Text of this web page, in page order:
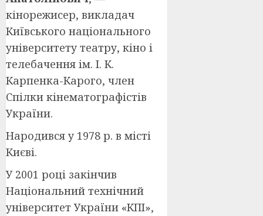
кінорежисер, викладач
Київського національного
університету театру, кіно і
телебачення ім. І. К.
Карпенка-Карого, член
Спілки кінематографістів
України.
Народився у 1978 р. в місті
Києві.
У 2001 році закінчив
Національний технічний
університет України «КПІ»,